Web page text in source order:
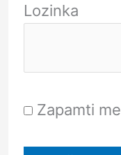
Lozinka
Zapamti me